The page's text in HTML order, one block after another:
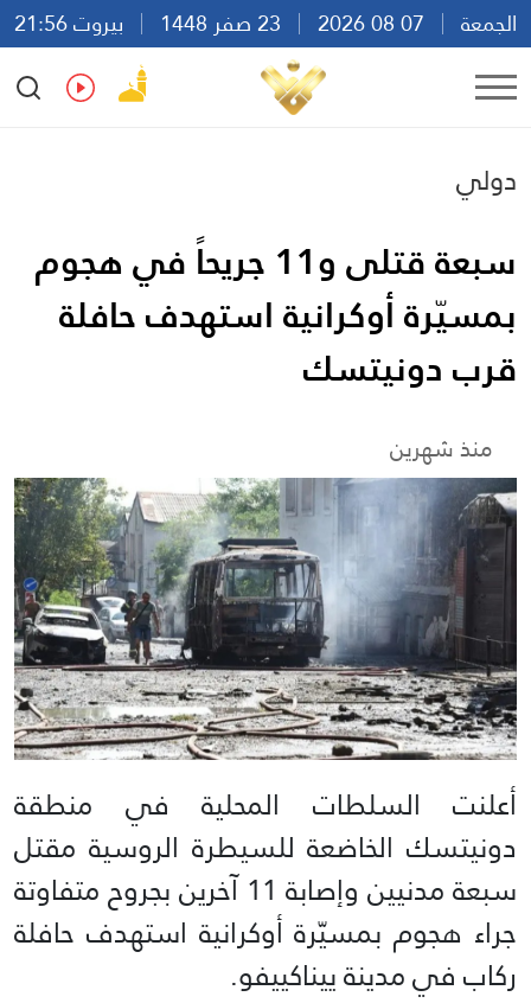
الجمعة
بيروت 21:56
Ar
En Fr Es
دولي
سبعة قتلى و11 جريحاً في هجوم
بمسيّرة أوكرانية استهدف حافلة
قرب دونيتسك
منذ شهرين
أعلنت السلطات المحلية في منطقة
دونيتسك الخاضعة للسيطرة الروسية مقتل
سبعة مدنيين وإصابة 11 آخرين بجروح متفاوتة
جراء هجوم بمسيّرة أوكرانية استهدف حافلة
ركاب في مدينة ييناكييفو.